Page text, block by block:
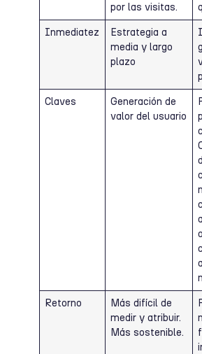
por las visitas.
Inmediatez
Estrategia a
media y largo
plazo
Claves
Generación de
valor del usuario
Retorno
Más difícil de
medir y atribuir.
Más sostenible.